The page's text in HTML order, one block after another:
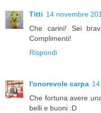
Titti 14 novembre
Che carini! Sei
Complimenti!
Rispondi
l'onorevole carpa
Che fortuna avere
belli e buoni :D